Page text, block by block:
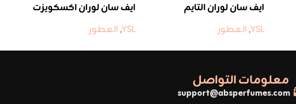
ايف سان لوران التايم
YSL
, العطور
ايف سان لوران اكسكويزت
YSL
, العطور
معلومات التواصل
support@absperfumes.com